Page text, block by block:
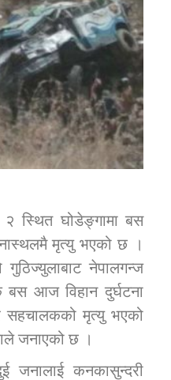
जुम्लाको सुचना
कार्यालय जुम्लाकाे सुचना
एकाई जुम्लाको सुचना
२ स्थित घोडेङ्गामा बस
मृत्यु भएको छ ।
गुठिज्युलाबाट नेपालगन्ज
बस आज विहान दुर्घटना
मृत्यु भएको
जनाएको छ ।
जनालाई कनकासुन्दरी